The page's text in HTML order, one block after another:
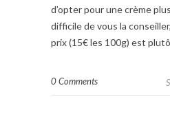
d’opter pour une crème
difficile de vous la
prix (15€ les 100g) est
0 Comments